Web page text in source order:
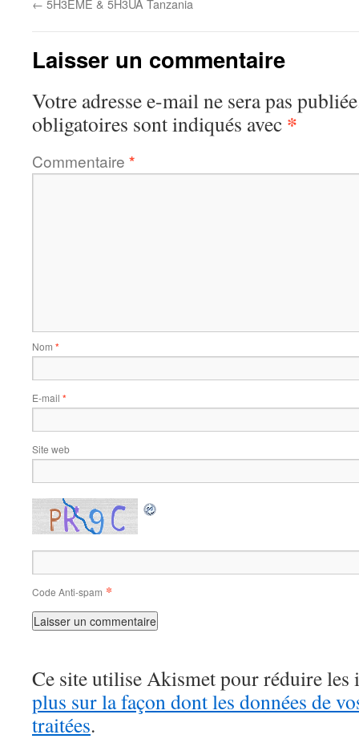
← 5H3EME & 5H3UA Tanzania
Laisser un commentaire
Votre adresse e-mail ne sera pas
obligatoires sont indiqués avec *
Commentaire *
Nom *
E-mail *
Site web
Code Anti-spam *
Ce site utilise Akismet pour réduire les
plus sur la façon dont les données de
traitées.